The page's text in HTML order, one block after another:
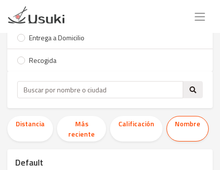
Entrega a Domicilio
Recogida
Distancia
Más
reciente
Calificación Nombre
Default